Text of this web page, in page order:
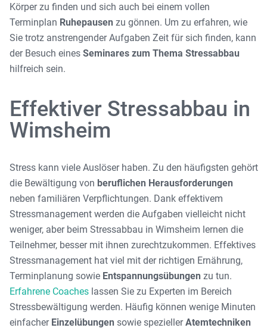
Körper zu finden und sich auch bei einem vollen
Terminplan Ruhepausen zu gönnen. Um zu erfahren, wie
Sie trotz anstrengender Aufgaben Zeit für sich finden, kann
der Besuch eines Seminares zum Thema Stressabbau
hilfreich sein.
Effektiver Stressabbau in
Wimsheim
Stress kann viele Auslöser haben. Zu den häufigsten gehört
die Bewältigung von beruflichen Herausforderungen
neben familiären Verpflichtungen. Dank effektivem
Stressmanagement werden die Aufgaben vielleicht nicht
weniger, aber beim Stressabbau in Wimsheim lernen die
Teilnehmer, besser mit ihnen zurechtzukommen. Effektives
Stressmanagement hat viel mit der richtigen Ernährung,
Terminplanung sowie Entspannungsübungen zu tun.
Erfahrene Coaches lassen Sie zu Experten im Bereich
Stressbewältigung werden. Häufig können wenige Minuten
einfacher Einzelübungen sowie speziellerAtemtechniken